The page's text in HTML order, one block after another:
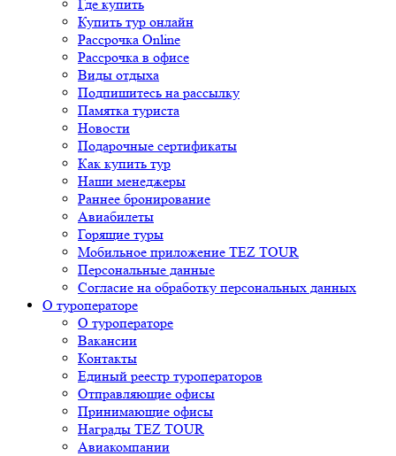
Где купить
Купить тур онлайн
Рассрочка Online
Рассрочка в офисе
Виды отдыха
Подпишитесь на рассылку
Памятка туриста
Новости
Подарочные сертификаты
Как купить тур
Наши менеджеры
Раннее бронирование
Авиабилеты
Горящие туры
Мобильное приложение TEZ TOUR
Персональные данные
Согласие на обработку персональных данных
О туроператоре
О туроператоре
Вакансии
Контакты
Единый реестр туроператоров
Отправляющие офисы
Принимающие офисы
Награды TEZ TOUR
Авиакомпании